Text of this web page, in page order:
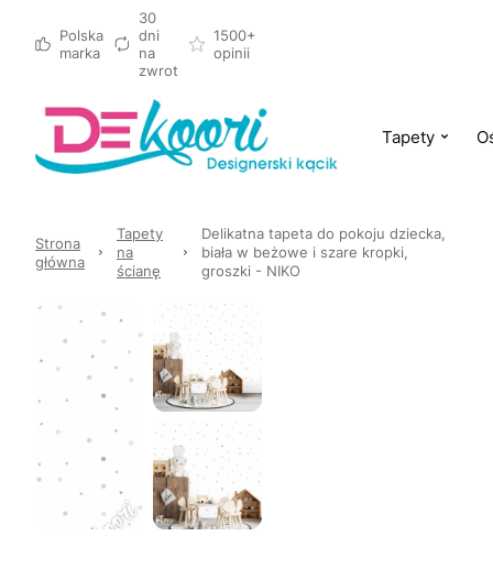
Polska
marka
30
dni
na
zwrot
1500+
opinii
Tapety
Strona
główna
Tapety
na
ścianę
Delikatna tapeta do pokoju dziecka,
biała w beżowe i szare kropki,
groszki - NIKO